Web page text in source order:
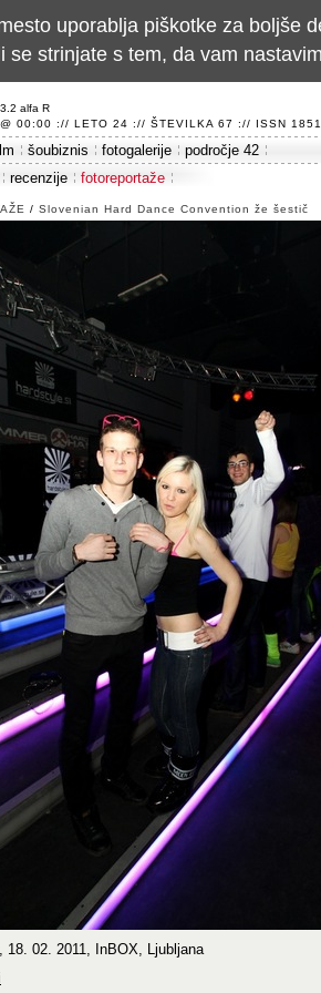
3.2 alfa R
00:00 :// LETO 24 :// ŠTEVILKA 67 :// ISSN
šoubiznis fotogalerije
področje 42
recenzije fotoreportaže
/ Slovenian Hard Dance Convention že šestič
18. 02. 2011, InBOX, Ljubljana
uporablja piškotke za boljše
se strinjate s tem, da vam